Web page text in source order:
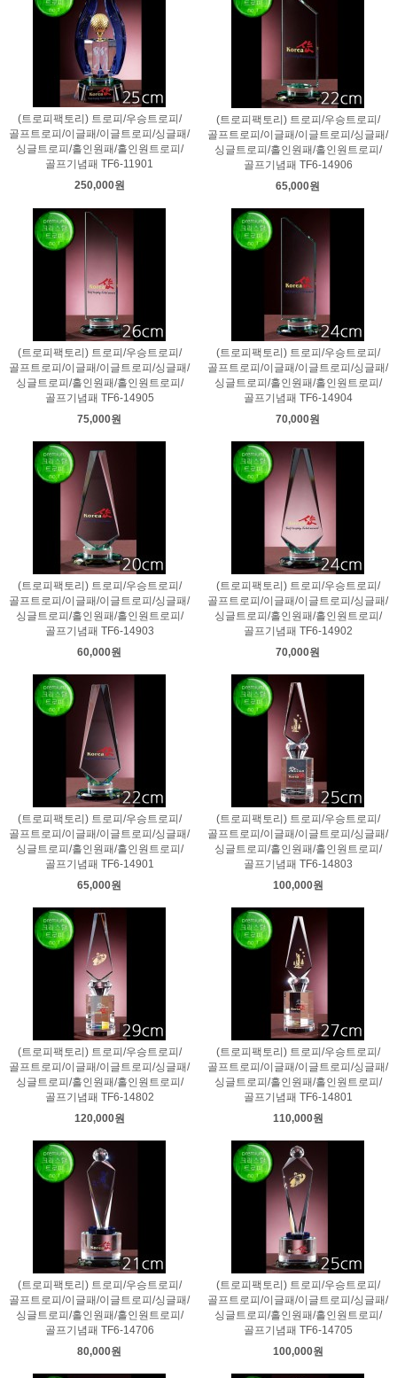
(트로피팩토리) 트로피/우승트로피/
골프트로피/이글패/이글트로피/싱글패/
싱글트로피/홀인원패/홀인원트로피/
골프기념패 TF6-11901
250,000원
(트로피팩토리) 트로피/우승트로피/
골프트로피/이글패/이글트로피/싱글패/
싱글트로피/홀인원패/홀인원트로피/
골프기념패 TF6-14906
65,000원
(트로피팩토리) 트로피/우승트로피/
골프트로피/이글패/이글트로피/싱글패/
싱글트로피/홀인원패/홀인원트로피/
골프기념패 TF6-14905
75,000원
(트로피팩토리) 트로피/우승트로피/
골프트로피/이글패/이글트로피/싱글패/
싱글트로피/홀인원패/홀인원트로피/
골프기념패 TF6-14904
70,000원
(트로피팩토리) 트로피/우승트로피/
골프트로피/이글패/이글트로피/싱글패/
싱글트로피/홀인원패/홀인원트로피/
골프기념패 TF6-14903
60,000원
(트로피팩토리) 트로피/우승트로피/
골프트로피/이글패/이글트로피/싱글패/
싱글트로피/홀인원패/홀인원트로피/
골프기념패 TF6-14902
70,000원
(트로피팩토리) 트로피/우승트로피/
골프트로피/이글패/이글트로피/싱글패/
싱글트로피/홀인원패/홀인원트로피/
골프기념패 TF6-14901
65,000원
(트로피팩토리) 트로피/우승트로피/
골프트로피/이글패/이글트로피/싱글패/
싱글트로피/홀인원패/홀인원트로피/
골프기념패 TF6-14803
100,000원
(트로피팩토리) 트로피/우승트로피/
골프트로피/이글패/이글트로피/싱글패/
싱글트로피/홀인원패/홀인원트로피/
골프기념패 TF6-14802
120,000원
(트로피팩토리) 트로피/우승트로피/
골프트로피/이글패/이글트로피/싱글패/
싱글트로피/홀인원패/홀인원트로피/
골프기념패 TF6-14801
110,000원
(트로피팩토리) 트로피/우승트로피/
골프트로피/이글패/이글트로피/싱글패/
싱글트로피/홀인원패/홀인원트로피/
골프기념패 TF6-14706
80,000원
(트로피팩토리) 트로피/우승트로피/
골프트로피/이글패/이글트로피/싱글패/
싱글트로피/홀인원패/홀인원트로피/
골프기념패 TF6-14705
100,000원